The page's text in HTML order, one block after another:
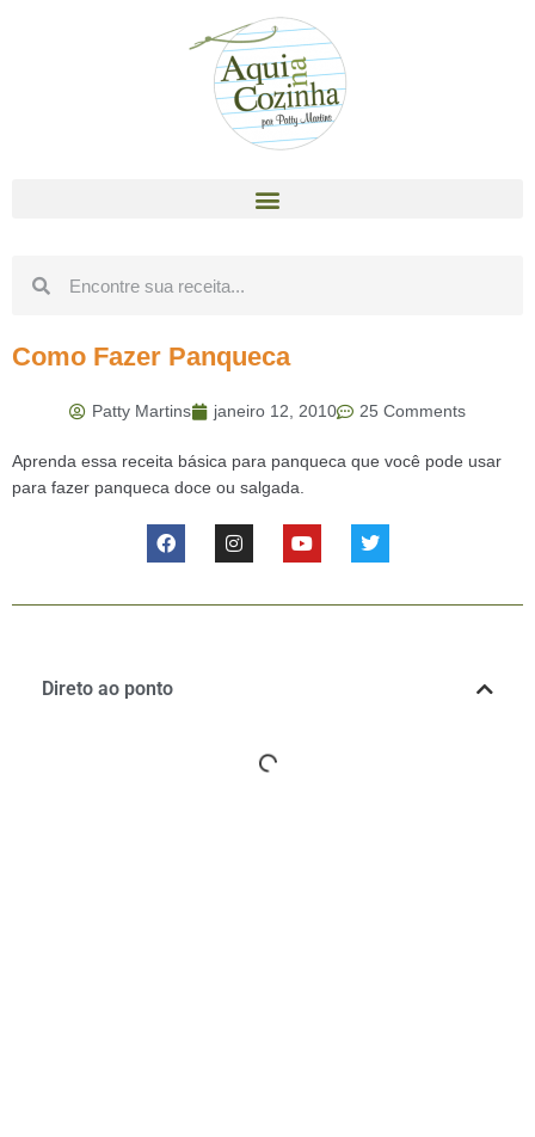
Como Fazer Panqueca
Patty Martins janeiro 12, 2010 25 Comments
Aprenda essa receita básica para panqueca que você pode usar
para fazer panqueca doce ou salgada.
Direto ao ponto